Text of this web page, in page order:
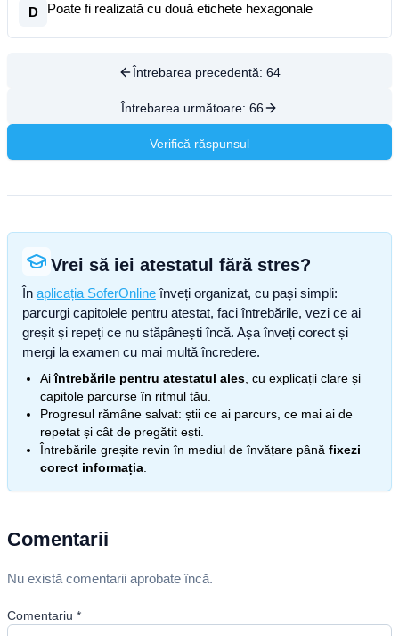
D Poate fi realizată cu două etichete hexagonale
Întrebarea precedentă: 64
Întrebarea următoare: 66
Verifică răspunsul
Vrei să iei atestatul fără stres?
În aplicația SoferOnline înveți organizat, cu pași simpli:
parcurgi capitolele pentru atestat, faci întrebările, vezi ce ai
greșit și repeți ce nu stăpânești încă. Așa înveți corect și
mergi la examen cu mai multă încredere.
Aiîntrebările pentru atestatul ales , cu explicații clare și
capitole parcurse în ritmul tău.
Progresul rămâne salvat: știi ce ai parcurs, ce mai ai de
repetat și cât de pregătit ești.
Întrebările greșite revin în mediul de învățare până fixezi
corect informația
Comentarii
Nu există comentarii aprobate încă.
Comentariu *